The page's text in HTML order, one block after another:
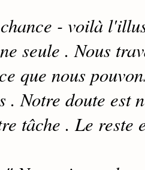
- voilà
seule . Nous
que nous
. Notre doute est
tâche . Le